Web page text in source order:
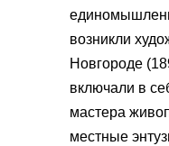
возникли
Новгороде
включали в
мастера
местные